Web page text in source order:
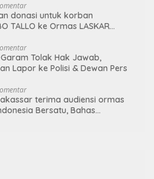
donasi untuk korban
TALLO ke Ormas LASKAR
Tolak Hak Jawab,
Lapor ke Polisi & Dewan Pers
terima audiensi ormas
Bersatu, Bahas